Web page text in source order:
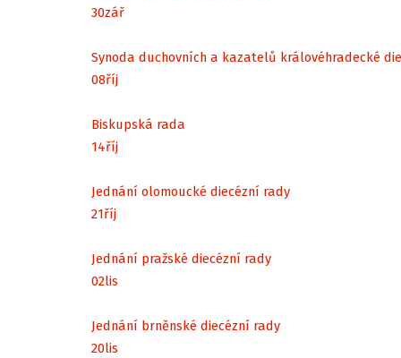
30zář
Synoda duchovních a kazatelů královéhradecké
08říj
Biskupská rada
14říj
Jednání olomoucké diecézní rady
21říj
Jednání pražské diecézní rady
02lis
Jednání brněnské diecézní rady
20lis